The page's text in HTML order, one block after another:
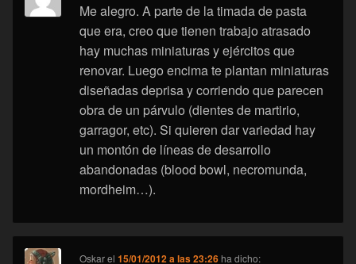
Me alegro. A parte de la timada de pasta
que era, creo que tienen trabajo atrasado
hay muchas miniaturas y ejércitos que
renovar. Luego encima te plantan miniaturas
diseñadas deprisa y corriendo que parecen
obra de un párvulo (dientes de martirio,
garragor, etc). Si quieren dar variedad hay
un montón de líneas de desarrollo
abandonadas (blood bowl, necromunda,
mordheim…).
Oskarel15/01/2012 a las 23:26 ha dicho: